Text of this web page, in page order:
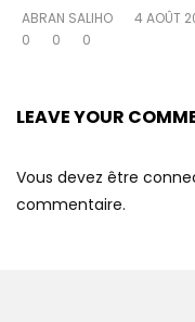
ABRAN SALIHO
4 AOÛT
0
0 0
LEAVE YOUR
Vous devez être
commentaire.